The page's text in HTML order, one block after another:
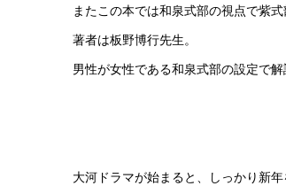
またこの本では和泉式部の視点で紫
著者は板野博行先生。
男性が女性である和泉式部の設定で
大河ドラマが始まると、しっかり新